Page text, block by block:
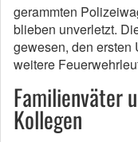
gerammten
blieben unverletzt.
gewesen, den ersten
weitere
Familienväter
Kollegen